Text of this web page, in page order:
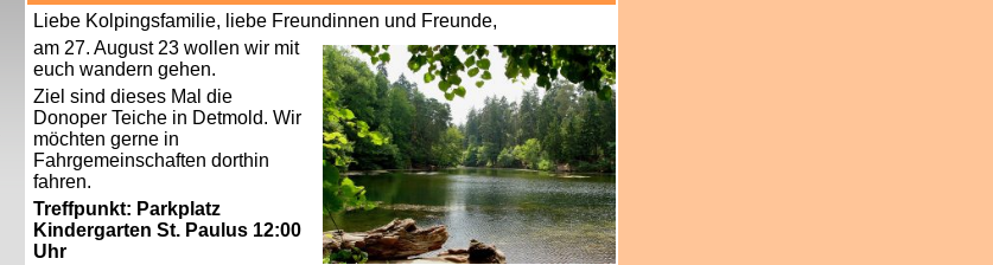
Liebe Kolpingsfamilie, liebe Freundinnen und Freunde,
am 27. August 23 wollen wir mit
euch wandern gehen.
Ziel sind dieses Mal die
Donoper Teiche in Detmold. Wir
möchten gerne in
Fahrgemeinschaften dorthin
fahren.
Treffpunkt: Parkplatz
Kindergarten St. Paulus 12:00
Uhr